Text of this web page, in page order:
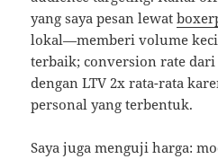
yang saya pesan lewat
lokal—memberi volume
terbaik; conversion rate dari
dengan LTV 2x rata-rata
personal yang terbentuk.
Saya juga menguji harga: